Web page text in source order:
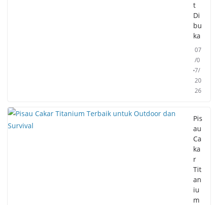
t
Di
bu
ka
07
/0
7/
20
26
Pis
au
Ca
ka
r
Tit
an
iu
m